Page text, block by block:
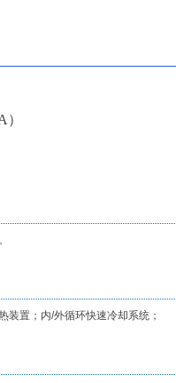
装置；内/外循环快速冷却系统；